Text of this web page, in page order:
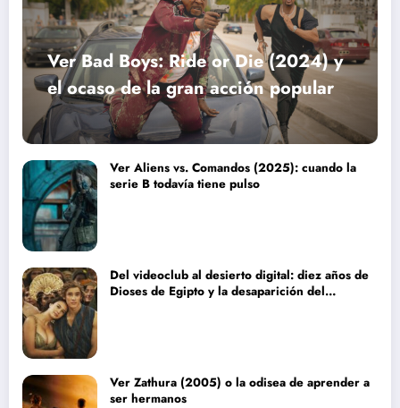
Ver Bad Boys: Ride or Die (2024) y
el ocaso de la gran acción popular
Ver Aliens vs. Comandos (2025): cuando la
serie B todavía tiene pulso
Del videoclub al desierto digital: diez años de
Dioses de Egipto y la desaparición del
Ver Zathura (2005) o la odisea de aprender a
ser hermanos